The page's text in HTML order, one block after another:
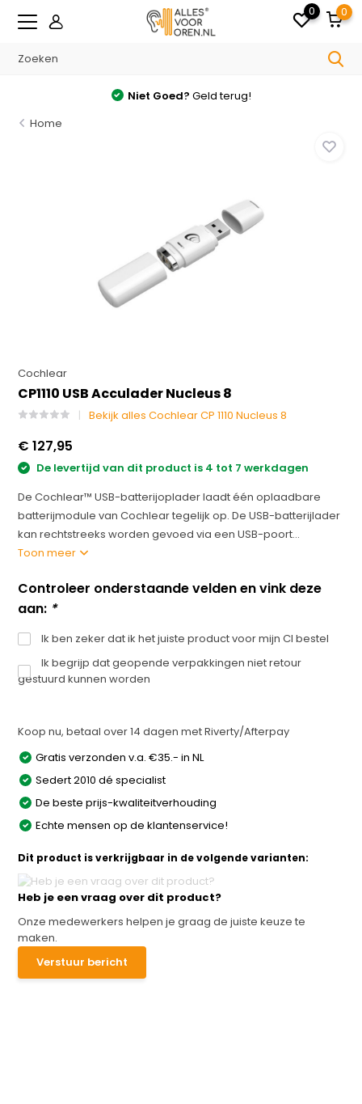
0 0
Niet Goed? Geld terug!
Home
Cochlear
CP1110 USB Acculader Nucleus 8
Bekijk alles Cochlear CP 1110 Nucleus 8
€ 127,95
De levertijd van dit product is 4 tot 7 werkdagen
De Cochlear™ USB-batterijoplader laadt één oplaadbare
batterijmodule van Cochlear tegelijk op. De USB-batterijlader
kan rechtstreeks worden gevoed via een USB-poort...
Toon meer
Controleer onderstaande velden en vink deze
aan: *
Ik ben zeker dat ik het juiste product voor mijn CI bestel
Ik begrijp dat geopende verpakkingen niet retour
gestuurd kunnen worden
Koop nu, betaal over 14 dagen met Riverty/Afterpay
Gratis verzonden v.a. €35.- in NL
Sedert 2010 dé specialist
De beste prijs-kwaliteitverhouding
Echte mensen op de klantenservice!
Dit product is verkrijgbaar in de volgende varianten:
Heb je een vraag over dit product?
Onze medewerkers helpen je graag de juiste keuze te
maken.
Verstuur bericht